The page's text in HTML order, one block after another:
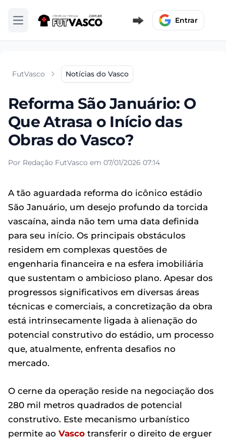
Abrir menu Entrar
FutVasco Notícias do Vasco
Reforma São Januário: O
Que Atrasa o Início das
Obras do Vasco?
Por Redação FutVasco em 07/01/2026 07:14
A tão aguardada reforma do icônico estádio
São Januário, um desejo profundo da torcida
vascaína, ainda não tem uma data definida
para seu início. Os principais obstáculos
residem em complexas questões de
engenharia financeira e na esfera imobiliária
que sustentam o ambicioso plano. Apesar dos
progressos significativos em diversas áreas
técnicas e comerciais, a concretização da obra
está intrinsecamente ligada à alienação do
potencial construtivo do estádio, um processo
que, atualmente, enfrenta desafios no
mercado.
O cerne da operação reside na negociação dos
280 mil metros quadrados de potencial
construtivo. Este mecanismo urbanístico
permite ao Vasco transferir o direito de erguer